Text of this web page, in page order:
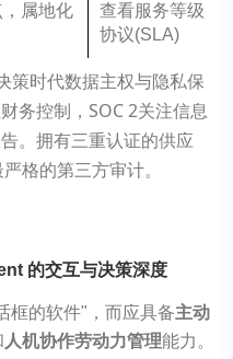
属地化
查看服务等级
协议(SLA)
策时代数据主权与隐私保
务控制，SOC 2关注信息
。拥有三重认证的供应
格的第三方审计。
的交互与决策深度
框的软件"，而应具备主动
人机协作劳动力管理能力。